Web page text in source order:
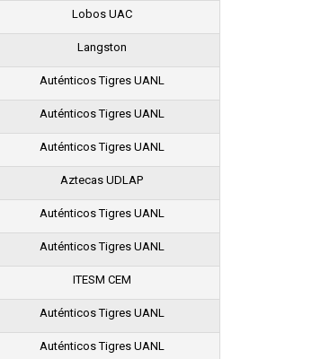
Lobos UAC
Langston
Auténticos Tigres UANL
Auténticos Tigres UANL
Auténticos Tigres UANL
Aztecas UDLAP
Auténticos Tigres UANL
Auténticos Tigres UANL
ITESM CEM
Auténticos Tigres UANL
Auténticos Tigres UANL